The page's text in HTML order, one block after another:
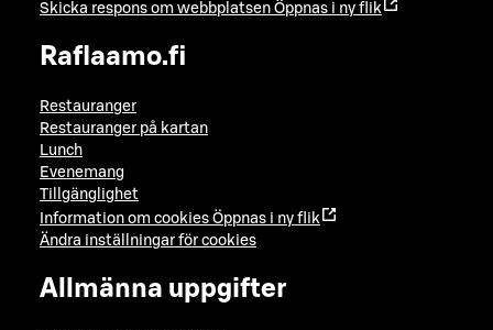
Skicka respons om webbplatsen Öppnas i ny flik
Raflaamo.fi
Restauranger
Restauranger på kartan
Lunch
Evenemang
Tillgänglighet
Information om cookies Öppnas i ny flik
Ändra inställningar för cookies
Allmänna uppgifter